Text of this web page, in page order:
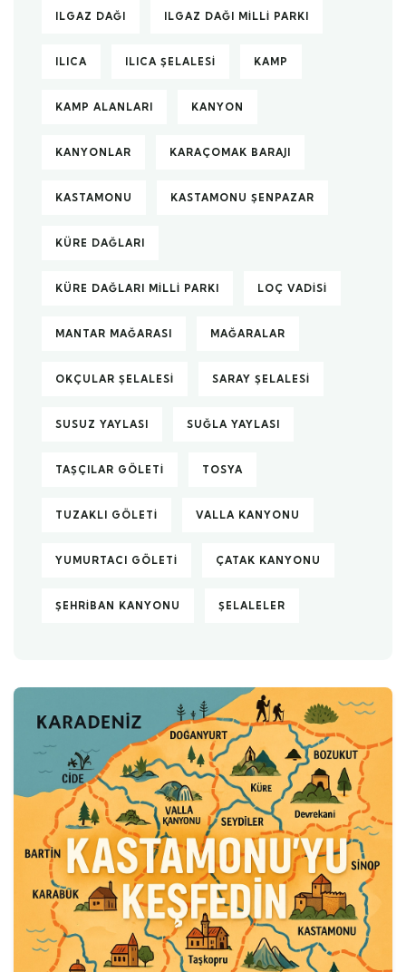
ILGAZ DAĞI ILGAZ DAĞI MILLI PARKI
ILICA ILICA ŞELALESI KAMP
KAMP ALANLARI KANYON
KANYONLAR KARAÇOMAK BARAJI
KASTAMONU KASTAMONU ŞENPAZAR
KÜRE DAĞLARI
KÜRE DAĞLARI MILLI PARKI LOÇ VADISI
MANTAR MAĞARASI MAĞARALAR
OKÇULAR ŞELALESI SARAY ŞELALESI
SUSUZ YAYLASI SUĞLA YAYLASI
TAŞÇILAR GÖLETI TOSYA
TUZAKLI GÖLETI VALLA KANYONU
YUMURTACI GÖLETI ÇATAK KANYONU
ŞEHRIBAN KANYONU ŞELALELER